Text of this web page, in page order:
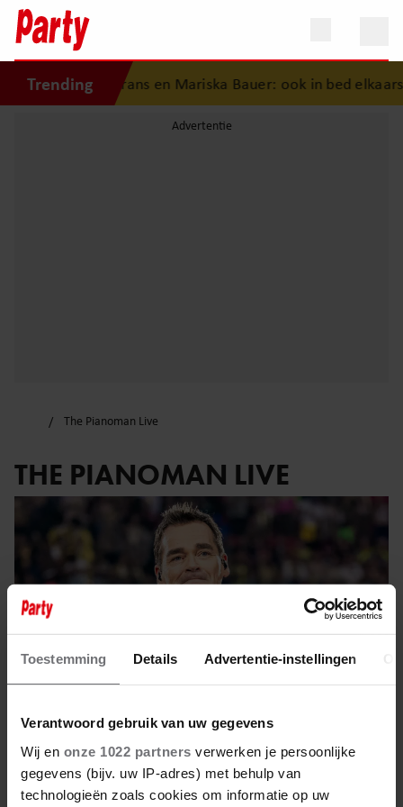
Toestemming Details Advertentie-instellingen
Verantwoord gebruik van uw gegevens
Wij en onze 1022 partners verwerken je persoonlijke
gegevens (bijv. uw IP-adres) met behulp van
technologieën zoals cookies om informatie op uw
Trendingvan Frans en Mariska Bauer: ook in bed elkaars
The Pianoman Live
THE PIANOMAN LIVE
22 juni 2025